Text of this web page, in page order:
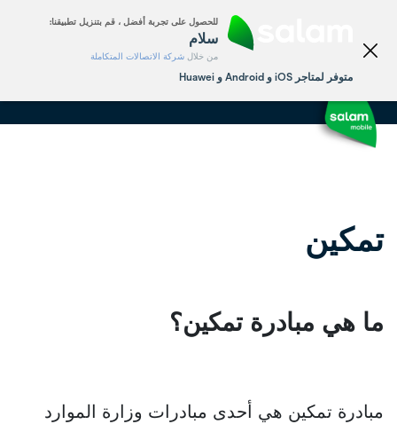
للحصول على تجربة أفضل ، قم بتنزيل تطبيقنا:
سلام
من خلال شركة الاتصالات المتكاملة
متوفر لمتاجر iOS و Android و Huawei
الأعمال English
تمكين
ما هي مبادرة تمكين؟
مبادرة تمكين هي أحدى مبادرات وزارة الموارد